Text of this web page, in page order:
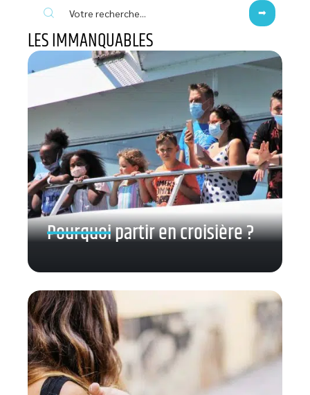
LES IMMANQUABLES
Pourquoi partir en croisière ?